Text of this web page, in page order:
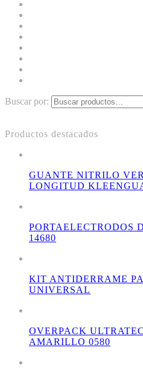
Buscar por:
Productos destacados
GUANTE NITRILO
LONGITUD
PORTAELECTRODOS
14680
KIT ANTIDERRAME
UNIVERSAL
OVERPACK
AMARILLO 0580